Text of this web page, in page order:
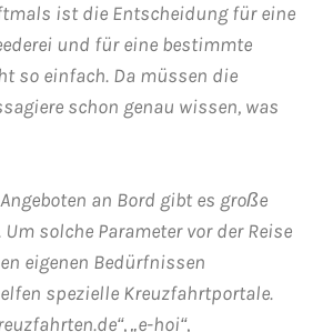
ist die Entscheidung für eine
und für eine bestimmte
so einfach. Da müssen die
schon genau wissen, was
an Bord gibt es große
solche Parameter vor der Reise
eigenen Bedürfnissen
spezielle Kreuzfahrtportale.
„e-hoi“,